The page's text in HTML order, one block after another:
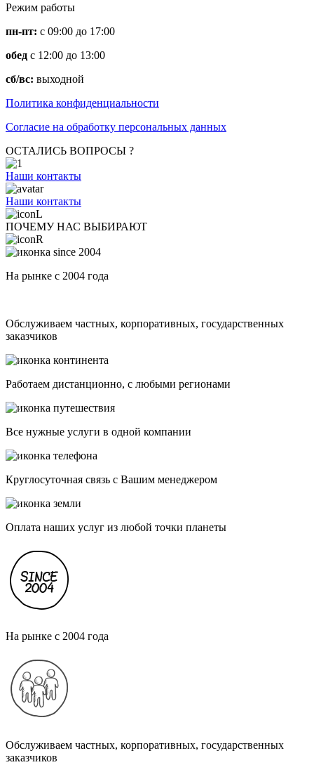
Режим работы
пн-пт: с 09:00 до 17:00
обед с 12:00 до 13:00
сб/вс: выходной
Политика конфиденциальности
Согласие на обработку персональных данных
ОСТАЛИСЬ ВОПРОСЫ ?
Наши контакты
Наши контакты
ПОЧЕМУ НАС ВЫБИРАЮТ
На рынке с 2004 года
Обслуживаем частных, корпоративных, государственных
заказчиков
Работаем дистанционно, с любыми регионами
Все нужные услуги в одной компании
Круглосуточная связь с Вашим менеджером
Оплата наших услуг из любой точки планеты
На рынке с 2004 года
Обслуживаем частных, корпоративных, государственных
заказчиков